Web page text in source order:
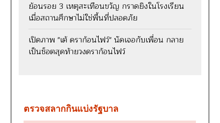
ย้อนรอย 3 เหตุสะเทือนขวัญ กราดยิงในโรงเรียน
เมื่อสถานศึกษาไม่ใช่พื้นที่ปลอดภัย
เปิดภาพ "เต้ ดราก้อนไฟว์" นัดเจอกับเพื่อน กลาย
เป็นช็อตสุดท้ายวงดราก้อนไฟว์